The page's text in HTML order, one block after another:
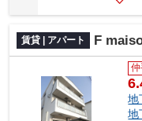
賃貸 | アパート F
地
地